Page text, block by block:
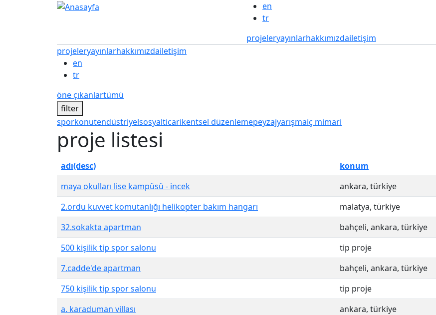
Ana içeriğe atla
en
tr
projeleryayınlarhakkımızdailetişim
projeleryayınlarhakkımızdailetişim
en
tr
öne çıkanlartümü
filter
sporkonutendüstriyelsosyalticarikentsel düzenlemepeyzajyarışmaiç mimari
proje listesi
adı(desc) konum
maya okulları lise kampüsü - incek
ankara, türkiye
2.ordu kuvvet komutanlığı helikopter bakım hangarı
malatya, türkiye
32.sokakta apartman
bahçeli, ankara, türkiye
500 kişilik tip spor salonu
tip proje
7.cadde'de apartman
bahçeli, ankara, türkiye
750 kişilik tip spor salonu
tip proje
a. karaduman villası
ankara, türkiye